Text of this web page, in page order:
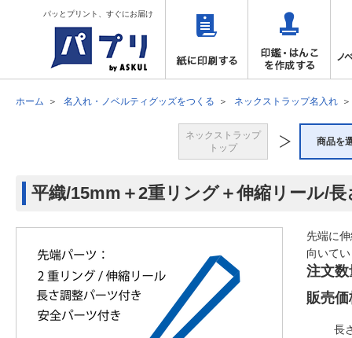
パッとプリント、すぐにお届け
ホーム 名入れ・ノベルティグッズをつくる ネックストラップ名入れ
ネックストラップ
トップ
商品を
平織/15mm＋2重リング＋伸縮リール/
先端に
向いて
注文数
販売価
長